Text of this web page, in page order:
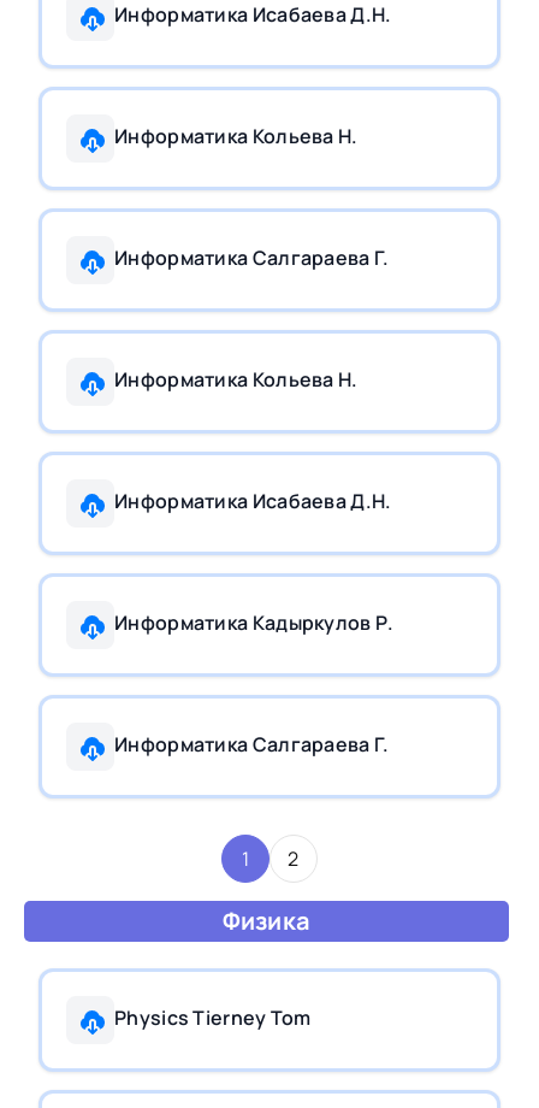
Информатика Исабаева Д.Н.
Информатика Кольева Н.
Информатика Салгараева Г.
Информатика Кольева Н.
Информатика Исабаева Д.Н.
Информатика Кадыркулов Р.
Информатика Салгараева Г.
1 2
Физика
Physics Tierney Tom